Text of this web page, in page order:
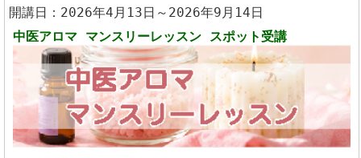
開講日：2026年4月13日～2026年9月14日
中医アロマ マンスリーレッスン スポット受講